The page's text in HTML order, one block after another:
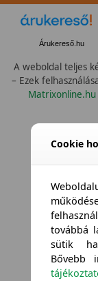
Árukereső.hu
A weboldal teljes
– Ezek
Matrixonline.hu
Cookie
továbbá
sütik
Bővebb